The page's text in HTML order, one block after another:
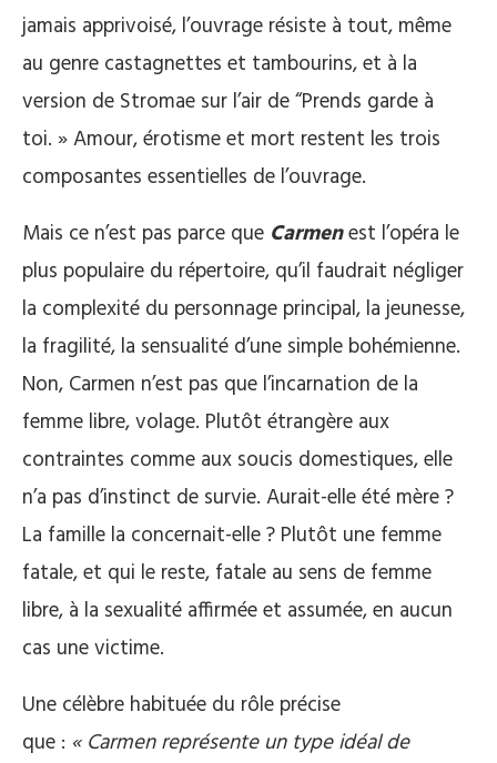
jamais apprivoisé, l’ouvrage résiste à tout, même
au genre castagnettes et tambourins, et à la
version de Stromae sur l’air de “Prends garde à
toi. » Amour, érotisme et mort restent les trois
composantes essentielles de l’ouvrage.
Mais ce n’est pas parce que Carmenest l’opéra le
plus populaire du répertoire, qu’il faudrait négliger
la complexité du personnage principal, la jeunesse,
la fragilité, la sensualité d’une simple bohémienne.
Non, Carmen n’est pas que l’incarnation de la
femme libre, volage. Plutôt étrangère aux
contraintes comme aux soucis domestiques, elle
n’a pas d’instinct de survie. Aurait-elle été mère ?
La famille la concernait-elle ? Plutôt une femme
fatale, et qui le reste, fatale au sens de femme
libre, à la sexualité affirmée et assumée, en aucun
cas une victime.
Une célèbre habituée du rôle précise
que : « Carmen représente un type idéal de